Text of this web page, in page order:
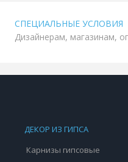
СПЕЦИАЛЬНЫЕ УСЛОВИЯ
Дизайнерам, магазинам,
ДЕКОР ИЗ ГИПСА
Карнизы гипсовые